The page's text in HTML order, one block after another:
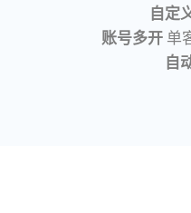
自定
账号多开单
自